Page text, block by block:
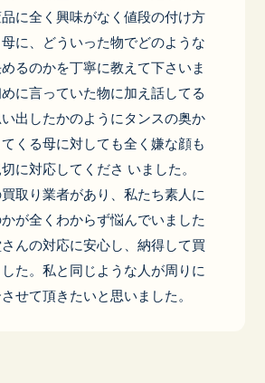
に全く興味がなく値段の付け方
に、どういった物でどのような
るのかを丁寧に教えて下さいま
に言っていた物に加え話してる
出したかのようにタンスの奥か
くる母に対しても全く嫌な顔も
に対応してくださ いました。
取り業者があり、私たち素人に
が全くわからず悩んでいました
んの対応に安心し、納得して買
た。私と同じような人が周りに
せて頂きたいと思いました。